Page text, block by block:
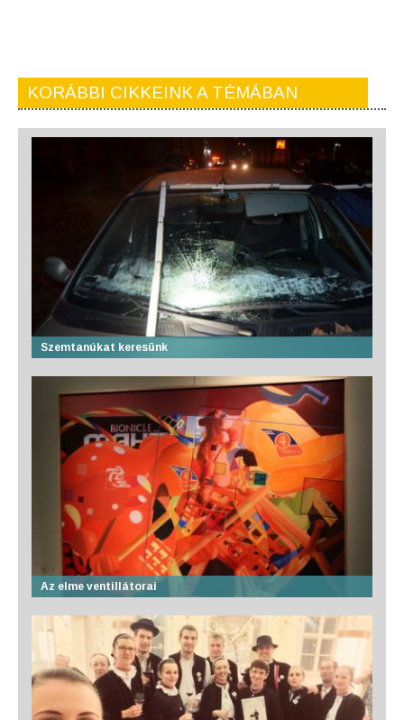
KORÁBBI CIKKEINK A TÉMÁBAN
Szemtanúkat keresünk
Az elme ventillátorai